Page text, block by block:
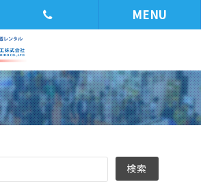
MENU